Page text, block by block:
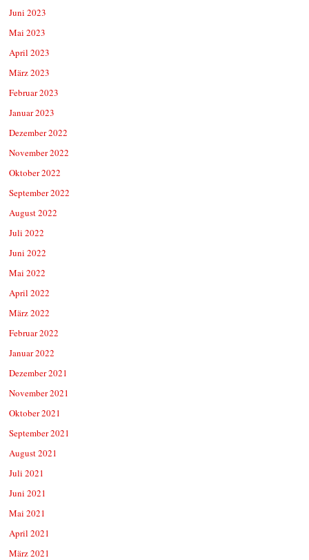
Juni 2023
Mai 2023
April 2023
März 2023
Februar 2023
Januar 2023
Dezember 2022
November 2022
Oktober 2022
September 2022
August 2022
Juli 2022
Juni 2022
Mai 2022
April 2022
März 2022
Februar 2022
Januar 2022
Dezember 2021
November 2021
Oktober 2021
September 2021
August 2021
Juli 2021
Juni 2021
Mai 2021
April 2021
März 2021